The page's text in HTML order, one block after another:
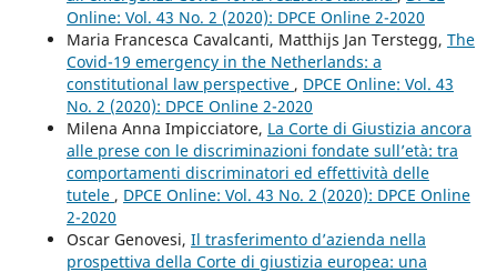
Online: Vol. 43 No. 2 (2020): DPCE Online 2-2020
Maria Francesca Cavalcanti, Matthijs Jan Terstegg, The
Covid-19 emergency in the Netherlands: a
constitutional law perspective , DPCE Online: Vol. 43
No. 2 (2020): DPCE Online 2-2020
Milena Anna Impicciatore, La Corte di Giustizia ancora
alle prese con le discriminazioni fondate sull’età: tra
comportamenti discriminatori ed effettività delle
tutele , DPCE Online: Vol. 43 No. 2 (2020): DPCE Online
2-2020
Oscar Genovesi, Il trasferimento d’azienda nella
prospettiva della Corte di giustizia europea: una